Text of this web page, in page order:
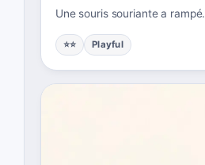
Une souris souriante a rampé.
⭐⭐ Playful